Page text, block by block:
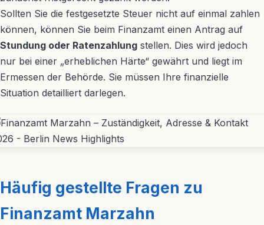
Sollten Sie die festgesetzte Steuer nicht auf einmal zahlen
können, können Sie beim Finanzamt einen Antrag auf
Stundung oder Ratenzahlung stellen. Dies wird jedoch
nur bei einer „erheblichen Härte“ gewährt und liegt im
Ermessen der Behörde. Sie müssen Ihre finanzielle
Situation detailliert darlegen.
Häufig gestellte Fragen zu
Finanzamt Marzahn